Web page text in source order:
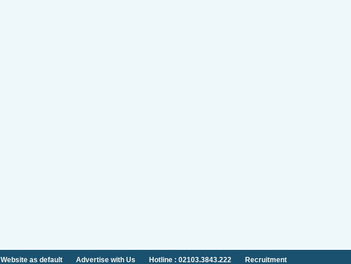
as default Advertise with Us Hotline : 02103.3843.222 Recruitment